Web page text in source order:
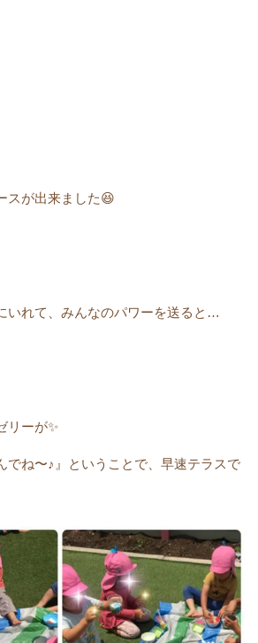
スが出来ました😆
いれて、みんなのパワーを送ると…
リーが✨
でね〜♪』ということで、早速テラスで